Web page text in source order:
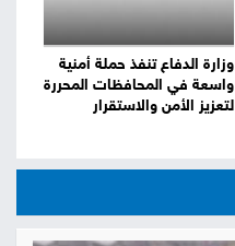
وزارة الدفاع تنفذ حملة أمنية
واسعة في المحافظات المحررة
لتعزيز الأمن والاستقرار